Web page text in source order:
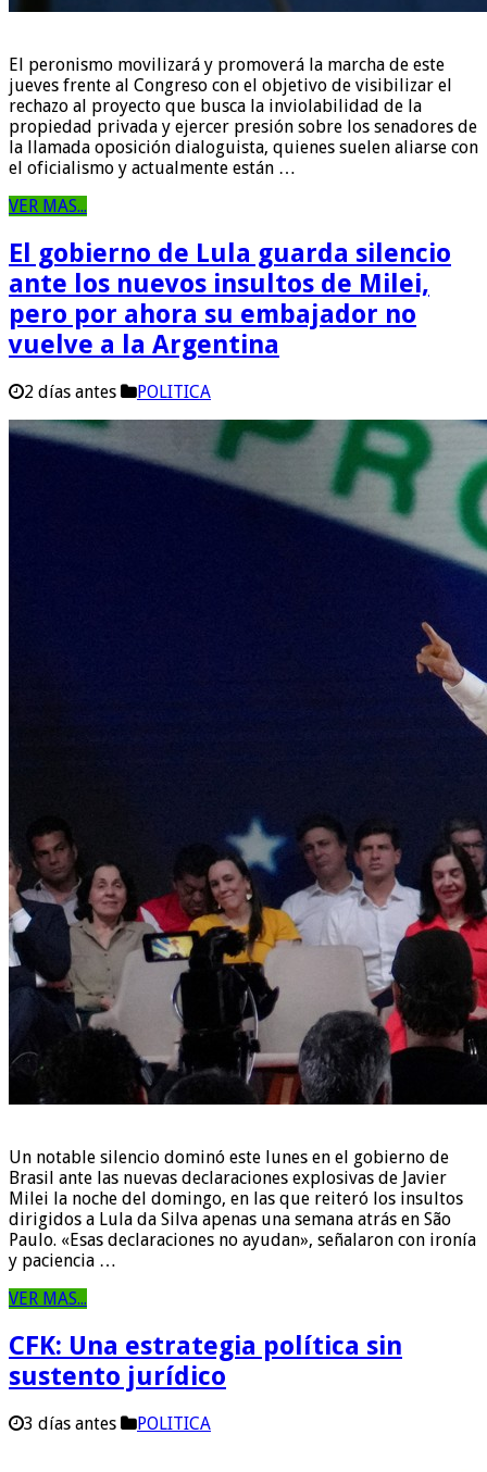
El peronismo movilizará y promoverá la marcha de este
jueves frente al Congreso con el objetivo de visibilizar el
rechazo al proyecto que busca la inviolabilidad de la
propiedad privada y ejercer presión sobre los senadores de
la llamada oposición dialoguista, quienes suelen aliarse con
el oficialismo y actualmente están …
VER MAS...
El gobierno de Lula guarda silencio
ante los nuevos insultos de Milei,
pero por ahora su embajador no
vuelve a la Argentina
2 días antes POLITICA
Un notable silencio dominó este lunes en el gobierno de
Brasil ante las nuevas declaraciones explosivas de Javier
Milei la noche del domingo, en las que reiteró los insultos
dirigidos a Lula da Silva apenas una semana atrás en São
Paulo. «Esas declaraciones no ayudan», señalaron con ironía
y paciencia …
VER MAS...
CFK: Una estrategia política sin
sustento jurídico
3 días antes POLITICA